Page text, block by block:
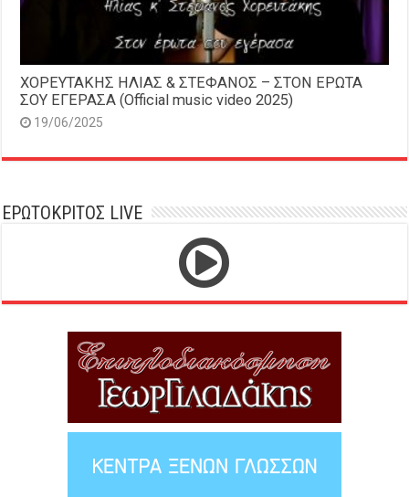
ΧΟΡΕΥΤΑΚΗΣ ΗΛΙΑΣ & ΣΤΕΦΑΝΟΣ – ΣΤΟΝ ΕΡΩΤΑ
ΣΟΥ ΕΓΕΡΑΣΑ (Official music video 2025)
19/06/2025
ΕΡΩΤΟΚΡΙΤΟΣ LIVE